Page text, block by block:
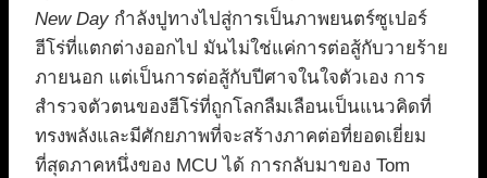
New Day กำลังปูทางไปสู่การเป็นภาพยนตร์ซูเปอร์
ฮีโร่ที่แตกต่างออกไป มันไม่ใช่แค่การต่อสู้กับวายร้าย
ภายนอก แต่เป็นการต่อสู้กับปีศาจในใจตัวเอง การ
สำรวจตัวตนของฮีโร่ที่ถูกโลกลืมเลือนเป็นแนวคิดที่
ทรงพลังและมีศักยภาพที่จะสร้างภาคต่อที่ยอดเยี่ยม
ที่สุดภาคหนึ่งของ MCU ได้ การกลับมาของ Tom